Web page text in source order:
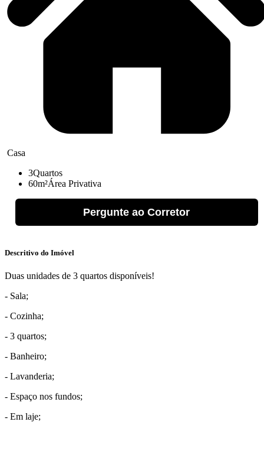
Casa
3Quartos
60m²Área Privativa
Pergunte ao Corretor
Descritivo do Imóvel
Duas unidades de 3 quartos disponíveis!
- Sala;
- Cozinha;
- 3 quartos;
- Banheiro;
- Lavanderia;
- Espaço nos fundos;
- Em laje;